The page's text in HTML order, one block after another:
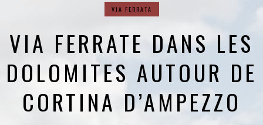
VIA FERRATA
VIA FERRATE DANS LES
DOLOMITES AUTOUR DE
CORTINA D’AMPEZZO